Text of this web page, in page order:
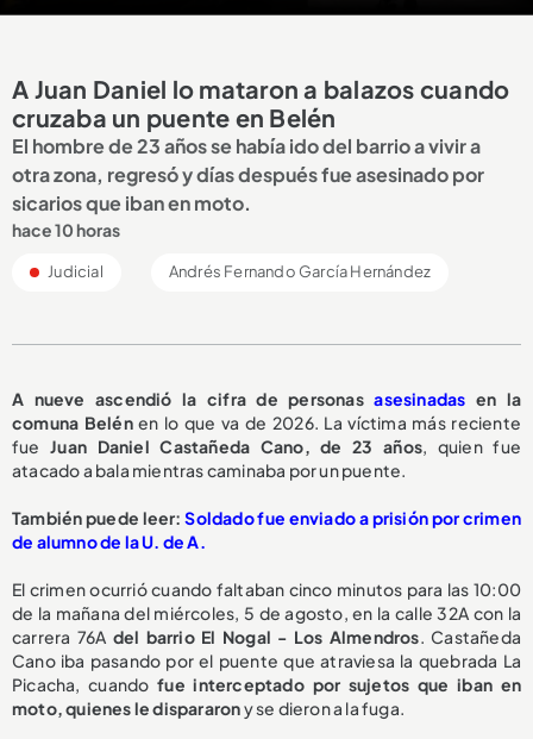
A Juan Daniel lo mataron a balazos cuando
cruzaba un puente en Belén
El hombre de 23 años se había ido del barrio a vivir a
otra zona, regresó y días después fue asesinado por
sicarios que iban en moto.
hace 10 horas
Judicial Andrés Fernando García Hernández
A nueve ascendió la cifra de personasasesinadas en la
comuna Belénen lo que va de 2026. La víctima más reciente
fue
Juan Daniel Castañeda Cano, de 23 años , quien fue
atacado a bala mientras caminaba por un puente.
También puede leer:Soldado fue enviado a prisión por crimen
de alumno de la U. de A.
El crimen ocurrió cuando faltaban cinco minutos para las 10:00
de la mañana del miércoles, 5 de agosto, en la calle 32A con la
carrera 76A del barrio El Nogal - Los Almendros . Castañeda
Cano iba pasando por el puente que atraviesa la quebrada La
Picacha, cuandofue interceptado por sujetos que iban en
moto, quienes le dispararony se dieron a la fuga.